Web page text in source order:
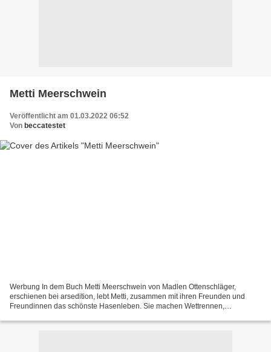
Metti Meerschwein
Veröffentlicht am 01.03.2022 06:52
Von beccatestet
Werbung In dem Buch Metti Meerschwein von Madlen Ottenschläger,
erschienen bei arsedition, lebt Metti, zusammen mit ihren Freunden und
Freundinnen das schönste Hasenleben. Sie machen Wettrennen,